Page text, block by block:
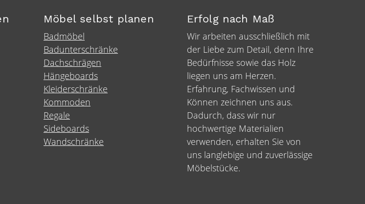
Möbel selbst planen
Badmöbel
Badunterschränke
Dachschrägen
Hängeboards
Kleiderschränke
Kommoden
Regale
Sideboards
Wandschränke
Erfolg nach Maß
Wir arbeiten ausschließlich mit
der Liebe zum Detail, denn Ihre
Bedürfnisse sowie das Holz
liegen uns am Herzen.
Erfahrung, Fachwissen und
Können zeichnen uns aus.
Dadurch, dass wir nur
hochwertige Materialien
verwenden, erhalten Sie von
uns langlebige und zuverlässige
Möbelstücke.